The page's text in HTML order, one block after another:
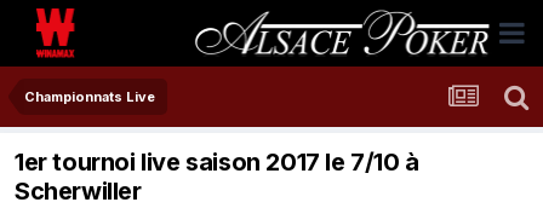
Championnats Live
1er tournoi live saison 2017 le 7/10 à
Scherwiller